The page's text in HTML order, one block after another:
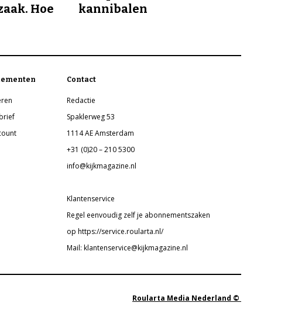
Hoe
kannibalen
Contact
Redactie
Spaklerweg 53
1114 AE Amsterdam
+31 (0)20 – 210 5300
info@kijkmagazine.nl
Klantenservice
Regel eenvoudig zelf je abonnementszaken
op https://service.roularta.nl/
Mail: klantenservice@kijkmagazine.nl
Roularta Media Nederland ©